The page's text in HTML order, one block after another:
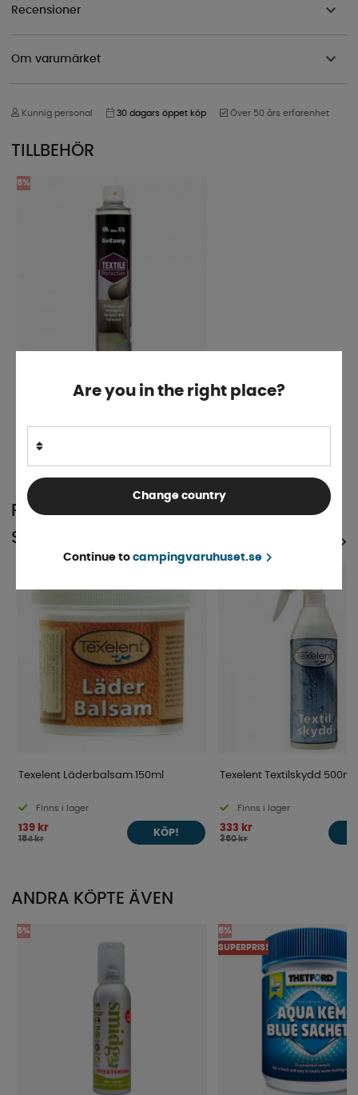
Recensioner
Om varumärket
Kunnig personal 30 dagars öppet köp Över 50 års erfarenhet
TILLBEHÖR
5%
GoCamp Skyddsvätska för Textil
189 kr
199 kr
POPULÄRT INOM
SAMMA KATEGORI
Texelent Läderbalsam 150ml
Finns i lager
139 kr
154 kr
KÖP!
Texelent Textilskydd 500ml
Finns i lager
333 kr
350 kr
ANDRA KÖPTE ÄVEN
5%
5%
SUPERPRIS!
Are you in the right place?
Change country
Continue to campingvaruhuset.se